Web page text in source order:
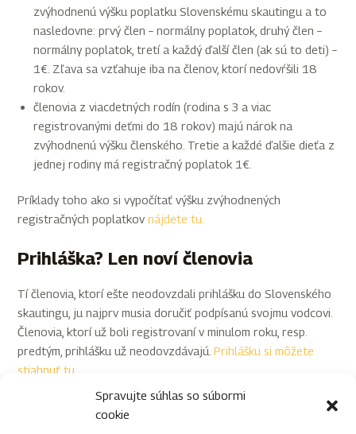
Spravujte súhlas so súbormi
cookie
zvýhodnenú výšku poplatku Slovenskému skautingu a to
nasledovne: prvý člen – normálny poplatok, druhý člen –
normálny poplatok, tretí a každý ďalší člen (ak sú to deti) –
1€. Zľava sa vzťahuje iba na členov, ktorí nedovŕšili 18
rokov.
členovia z viacdetných rodín (rodina s 3 a viac
registrovanými deťmi do 18 rokov) majú nárok na
zvýhodnenú výšku členského. Tretie a každé ďalšie dieťa z
jednej rodiny má registračný poplatok 1€.
Príklady toho ako si vypočítať výšku zvýhodnených
registračných poplatkovnájdete tu.
Prihláška? Len noví členovia
Tí členovia, ktorí ešte neodovzdali prihlášku do Slovenského
skautingu, ju najprv musia doručiť podpísanú svojmu vodcovi.
Členovia, ktorí už boli registrovaní v minulom roku, resp.
predtým, prihlášku už neodovzdávajú.Prihlášku si môžete
stiahnuť tu.